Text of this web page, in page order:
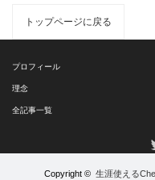
トップページに戻る
プロフィール
理念
全記事一覧
Copyright © 生涯使える